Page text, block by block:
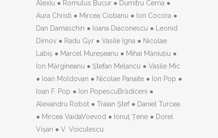
Alexiu ● Romulus Bucur ● Dumitru Cerna ●
Aura Christi ● Mircea Ciobanu ● Ion Cocora ●
Dan Damaschin ● Ioana Diaconescu ● Leonid
Dimov ● Radu Gyr ● Vasile Igna ● Nicolae
Labiș ● Marcel Mureșeanu ● Mihai Măniuțiu ●
Ion Mărgineanu ● Ștefan Melancu ● Vasile Mic
● Ioan Moldovan ● Nicolae Panaite ● Ion Pop ●
Ioan F. Pop ● Ion PopescuBrădiceni ●
Alexandru Robot ● Traian Ștef ● Daniel Turcea
● Mircea VaidaVoevod ● Ionuț Țene ● Dorel
Vișan ● V. Voiculescu